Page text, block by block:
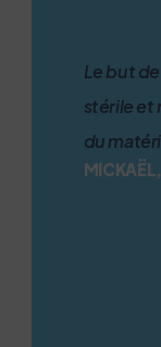
Le but
stérile et
du